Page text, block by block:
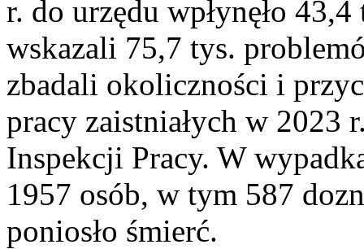
r. do urzędu wpłynęło
wskazali 75,7 tys.
zbadali okoliczności i
pracy zaistniałych w 2023
Inspekcji Pracy. W
1957 osób, w tym 587
poniosło śmierć.